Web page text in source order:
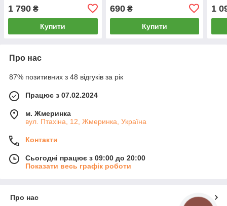
1 790 ₴
Купити
690₴
Купити
1
Про нас
87% позитивних з 48 відгуків за рік
Працює з 07.02.2024
м. Жмеринка
вул. Птахіна, 12, Жмеринка, Україна
Контакти
Сьогодні працює з 09:00 до 20:00
Показати весь графік роботи
Про нас